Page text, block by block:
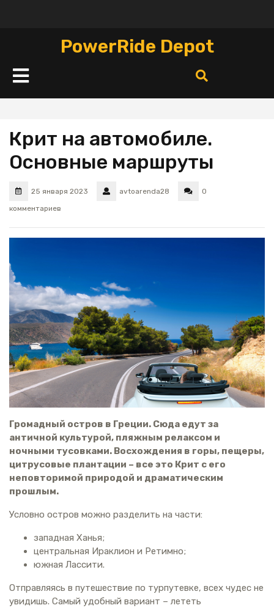
PowerRide Depot
Кнопка
Открыть
Крит на автомобиле.
Основные маршруты
25 января 2023 avtoarenda28
0
комментариев
Громадный остров в Греции. Сюда едут за
античной культурой, пляжным релаксом и
ночными тусовками. Восхождения в горы, пещеры,
цитрусовые плантации – все это Крит с его
неповторимой природой и драматическим
прошлым.
Условно остров можно разделить на части:
западная Ханья;
центральная Ираклион и Ретимно;
южная Лассити.
Отправляясь в путешествие по турпутевке, всех чудес не
увидишь. Самый удобный вариант – лететь